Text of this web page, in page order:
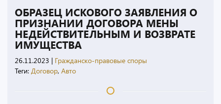
ОБРАЗЕЦ ИСКОВОГО ЗАЯВЛЕНИЯ О
ПРИЗНАНИИ ДОГОВОРА МЕНЫ
НЕДЕЙСТВИТЕЛЬНЫМ И ВОЗВРАТЕ
ИМУЩЕСТВА
26.11.2023 | Гражданско-правовые споры
Теги: Договор, Авто